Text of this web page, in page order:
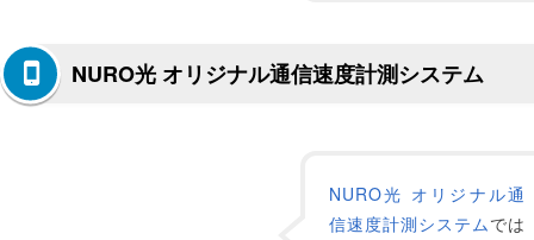
NURO光 オリジナル通信速度計測システム
NURO光 オリジナル通
信速度計測システムでは